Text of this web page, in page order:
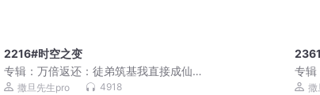
2216#时空之变
专辑：万倍返还：徒弟筑基我直接成仙 |
爆笑&无敌&爽文不圣母 | 多人有声剧
撒旦先生pro 4918
专辑
爆笑
撒